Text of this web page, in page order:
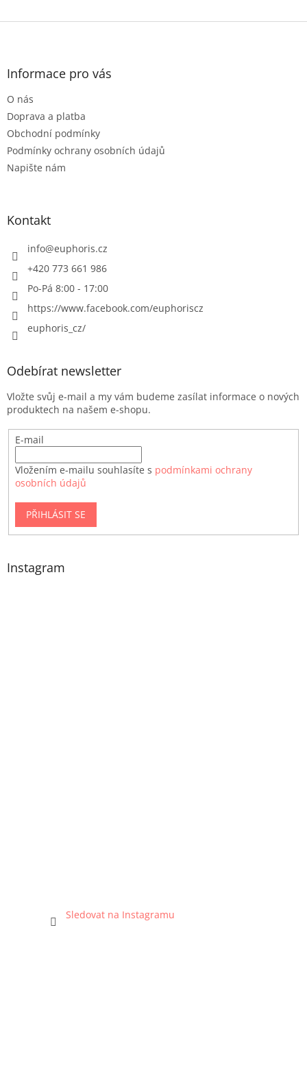
Z
Informace pro vás
O nás
Doprava a platba
Obchodní podmínky
Podmínky ochrany osobních údajů
Napište nám
Kontakt
info@euphoris.cz
+420 773 661 986
Po-Pá 8:00 - 17:00
https://www.facebook.com/euphoriscz
euphoris_cz/
Odebírat newsletter
Vložte svůj e-mail a my vám budeme zasílat informace o nových
produktech na našem e-shopu.
E-mail
Vložením e-mailu souhlasíte s podmínkami ochrany
osobních údajů
PŘIHLÁSIT SE
Instagram
Sledovat na Instagramu